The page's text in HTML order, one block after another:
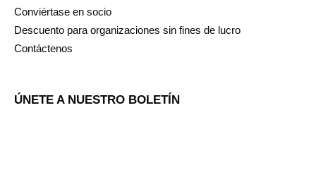
Conviértase en socio
Descuento para organizaciones sin fines de lucro
Contáctenos
ÚNETE A NUESTRO BOLETÍN